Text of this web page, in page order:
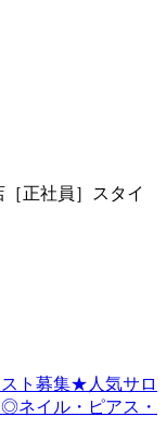
正社員］スタイ
ト募集★人気サロ
ネイル・ピアス・